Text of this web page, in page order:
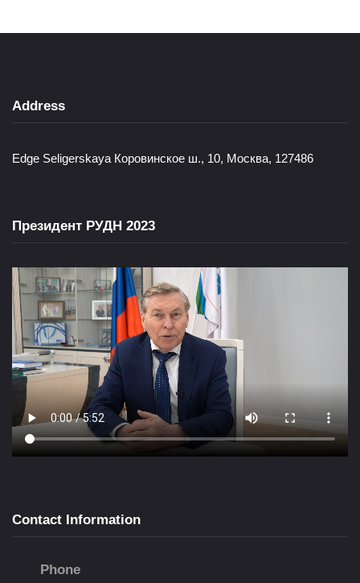
Address
Edge Seligerskaya Коровинское ш., 10, Москва, 127486
Президент РУДН 2023
Contact Information
Phone